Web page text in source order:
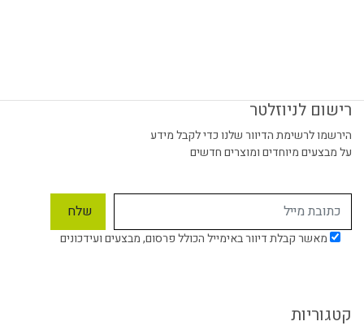
רישום לניוזלטר
הירשמו לרשימת הדיוור שלנו כדי לקבל מידע
על מבצעים מיוחדים ומוצרים חדשים
מאשר קבלת דיוור באימייל הכולל פרסום, מבצעים ועידכונים
קטגוריות